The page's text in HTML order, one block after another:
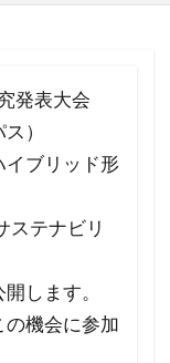
発表大会
）
イブリッド形
ステナビリ
します。
機会に参加